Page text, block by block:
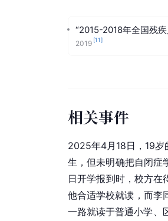
“2015-2018年全国残
2019 [11]
相关事件
2025年4月18日，19岁
生，但未明确把自闭症
日开学报到时，校方在
他合适学校就读，而李
一路就读于普通小学、